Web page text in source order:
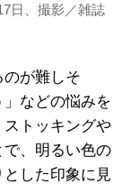
日、撮影／雑誌
のが難しそ
などの悩みを
トッキングや
、明るい色の
した印象に見